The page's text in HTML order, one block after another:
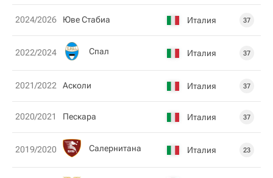
2024/2026 Юве Стабиа Италия 37
2022/2024 Спал Италия 37
2021/2022 Асколи Италия 37
2020/2021 Пескара Италия 37
2019/2020 Салернитана Италия 23